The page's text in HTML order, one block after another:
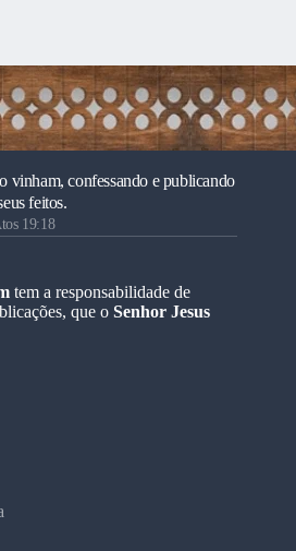
vinham, confessando e publicando
feitos.
19:18
tem a responsabilidade de
que o Senhor Jesus